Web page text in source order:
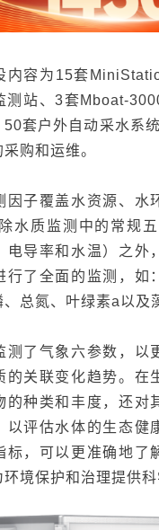
内容为15套
测站、3套Mboat-
50套户外自动采水系
购和运维。
因子覆盖水资源、水
水质监测中的常规
电导率和水温）之外
行了全面的监测，如
总氮、叶绿素a以及
测了气象六参数，以
的关联变化趋势。在
的种类和丰度，还对
以评估水体的生态健
标，可以更准确地了
境保护和治理提供科